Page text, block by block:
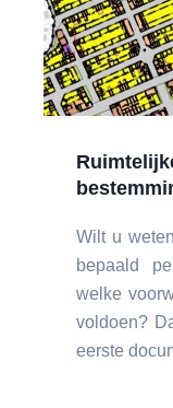
Wilt u
bepaald
welke
voldoen?
eerste